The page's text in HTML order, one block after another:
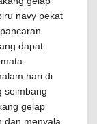
navy pekat
dapat
hari di
seimbang
gelap
dan menyala